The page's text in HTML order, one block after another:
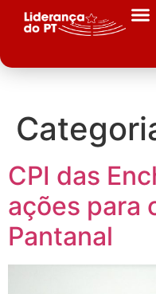
CPI das
ações para
Pantanal